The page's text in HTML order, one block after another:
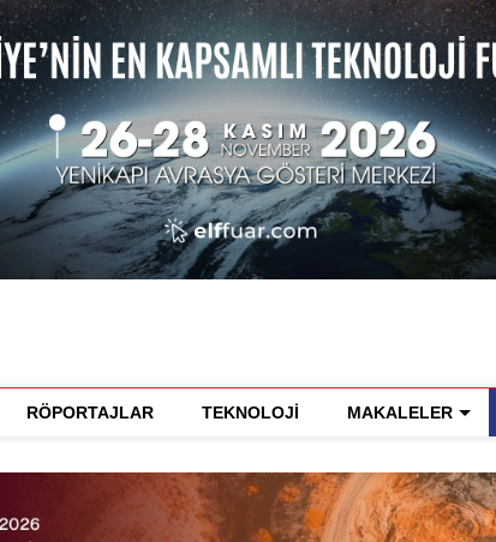
RÖPORTAJLAR TEKNOLOJİ MAKALELER